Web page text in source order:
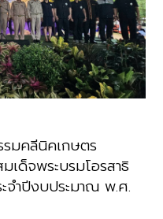
รมคลีนิคเกษตร
มเด็จพระบรมโอรสาธิ
จำปีงบประมาณ พ.ศ.